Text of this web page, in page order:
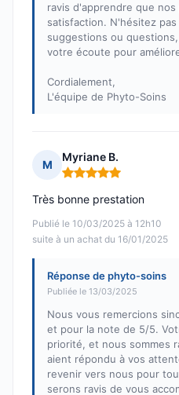
ravis d'apprendre que
satisfaction. N'hésitez
suggestions ou
votre écoute pour
Cordialement,
L'équipe de Phyto-Soins
M
Myriane B.
Note : 5 sur 5
Publié le 10/03/2025 à 12h10
suite à un achat du 16/01/2025
Très bonne prestation
Réponse de phyto-soins
Publiée le 13/03/2025
Nous vous remercions
et pour la note de 5/5.
priorité, et nous sommes
aient répondu à vos
revenir vers nous pour
serons ravis de vous